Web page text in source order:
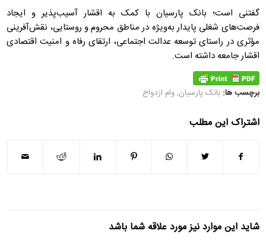
گفتنی است؛ بانک پارسیان با کمک به اقشار آسیب‌پذیر و ایجاد
فرصت‌های شغلی پایدار به‌ویژه در مناطق محروم و روستایی، نقش‌آفرینی
مؤثری در راستای توسعه عدالت اجتماعی، ارتقای رفاه و امنیت اقتصادی
اقشار جامعه داشته است.
برچسب ها: بانک پارسیان,وام ازدواج
اشتراک این مطلب
شاید این موارد نیز مورد علاقه شما باشد